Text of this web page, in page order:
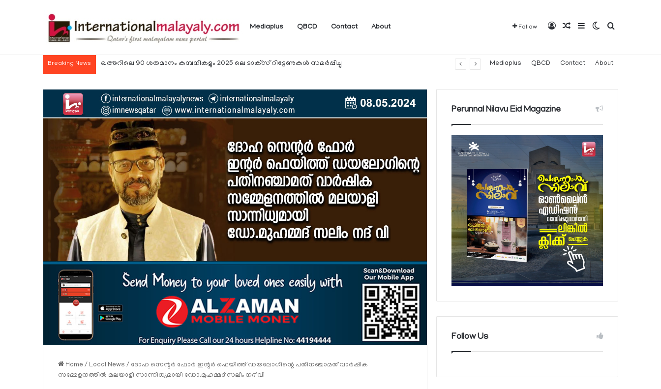
Mediaplus QBCD Contact About Follow Log InRandom Article
SidebarSwitch skin
Search for
Breaking News ഹോര്‍മുസ് കടലിടുക്ക് ഉടന്‍ തുറന്നേക്കും Mediaplus QBCD Contact About
Home / Local News / ദോഹ സെന്റര്‍ ഫോര്‍ ഇന്റര്‍ ഫെയിത്ത് ഡയലോഗിന്റെ പതിനഞ്ചാമത് വാര്‍ഷിക
സമ്മേളനത്തില്‍ മലയാളി സാന്നിധ്യമായി ഡോ.മുഹമ്മദ് സലീം നദ് വി
Perunnal Nilavu Eid Magazine
Follow Us